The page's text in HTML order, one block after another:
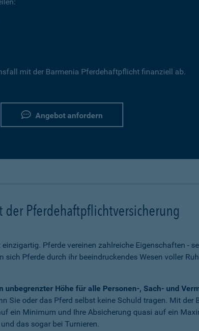
mit der Barmenia Pferdehaftpflicht finanziell ab.
Angebot anfordern
der Pferdehaftpflichtversicherung
Pferde vereinen zahlreiche Eigenschaften -
sich Pferde durch ihr beeindruckendes Wesen voller
unbegrenzter Höhe für alle Personen-, Sach- und
Sie oder das Pferd selbst keine Schuld tragen. Mit
ein Minimum und Ihre Absicherung quasi auf ein
das sogar bei Turnieren.